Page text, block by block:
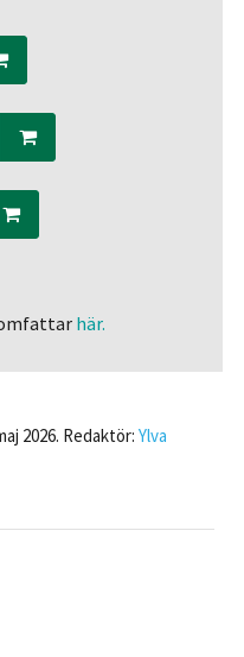
omfattarhär.
2026. Redaktör: Ylva